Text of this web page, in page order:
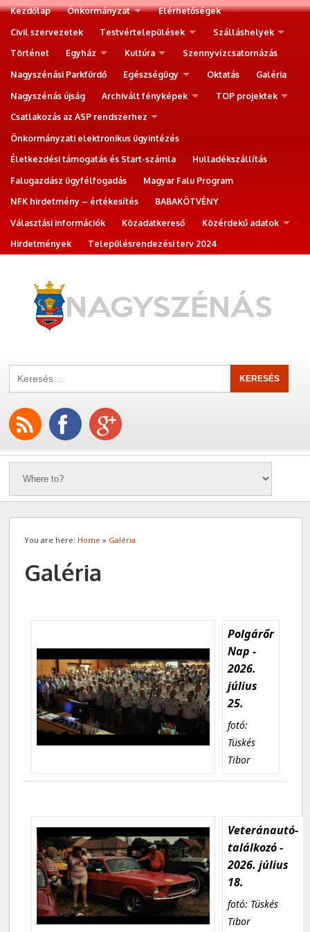
Kezdőlap Önkormányzat
Elérhetőségek
Civil szervezetek
Testvértelepülések
Szálláshelyek
Történet
Egyház Kultúra
Szennyvízcsatornázás
Nagyszénási Parkfürdő
Egészségügy Oktatás
Galéria
Nagyszénás újság
Archivált fényképek
TOP projektek
Csatlakozás az ASP rendszerhez
Önkormányzati elektronikus ügyintézés
Életkezdési támogatás és Start-számla
Hulladékszállítás
Falugazdász ügyfélfogadás
Magyar Falu Program
NFK hirdetmény – értékesítés
BABAKÖTVÉNY
Választási információk
Közadatkereső
Közérdekű adatok
Hirdetmények
Településrendezési terv 2024
You are here: Home » Galéria
Galéria
Polgárőr
Nap -
2026.
július
25.
fotó:
Tüskés
Tibor
Veteránautó-
találkozó -
2026. július
18.
fotó: Tüskés
Tibor